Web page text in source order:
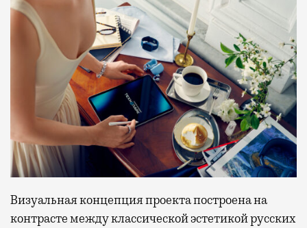
Визуальная концепция проекта построена на
контрасте между классической эстетикой русских